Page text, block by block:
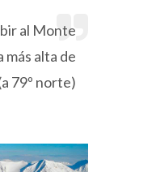
al Monte
alta de
79º norte)